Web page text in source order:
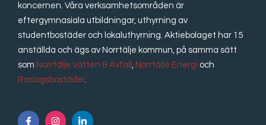
koncernen. Våra verksamhetsområden är
eftergymnasiala utbildningar, uthyrning av
studentbostäder och lokaluthyrning. Aktiebolaget har 15
anställda och ägs av Norrtälje kommun, på samma sätt
som Norrtälje Vatten & Avfall Norrtälje Energi och
Roslagsbostäder.